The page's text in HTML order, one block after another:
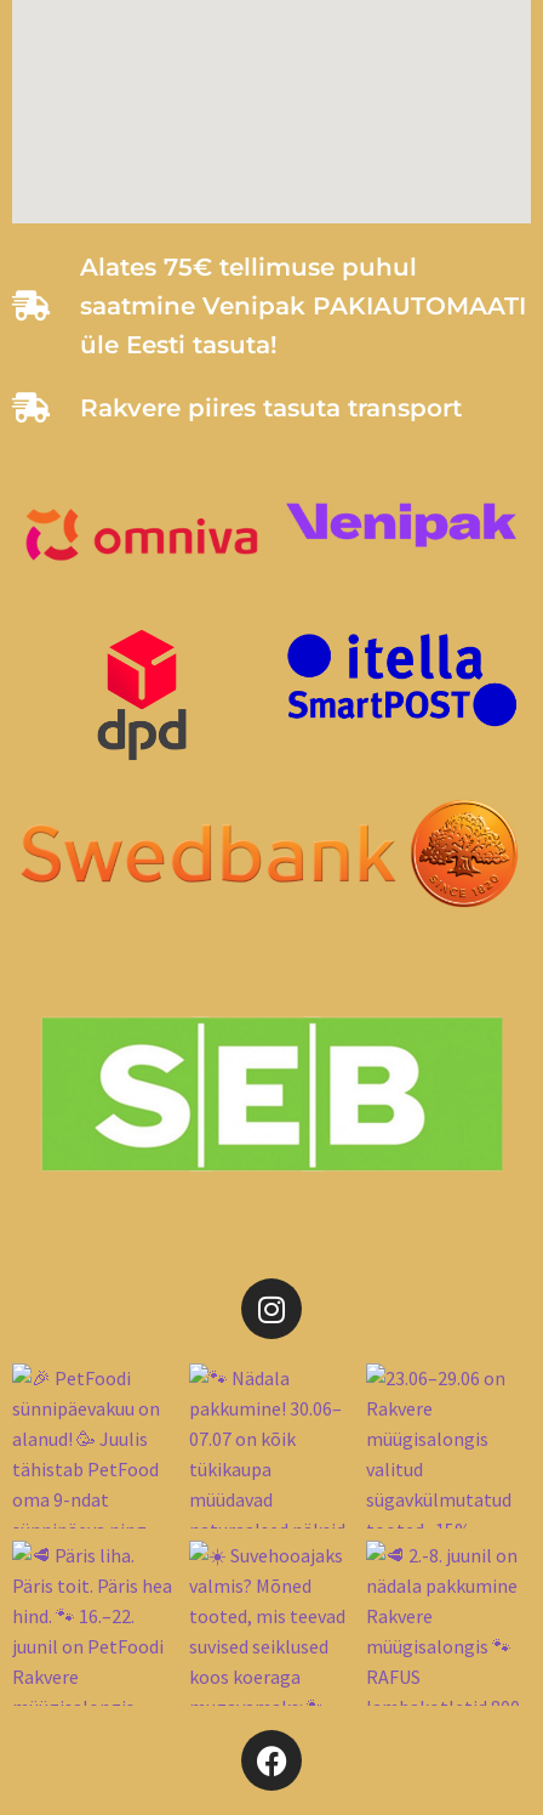
Alates 75€ tellimuse puhul
saatmine Venipak PAKIAUTOMAATI
üle Eesti tasuta!
Rakvere piires tasuta transport